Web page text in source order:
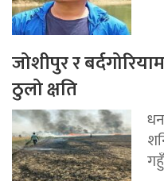
जोशीपुर र
ठुलो क्षति